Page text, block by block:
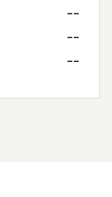
--
--
--